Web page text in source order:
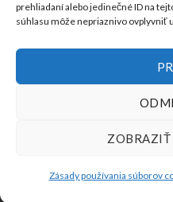
prehliadaní alebo jedinečné ID na
súhlasu môže nepriaznivo ovplyvniť
ZOBRAZIŤ
Zásady používania súborov
2026 ©